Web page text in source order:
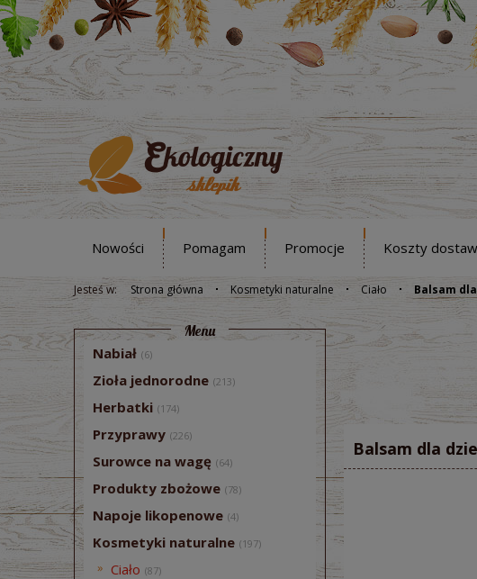
Nowości Pomagam Promocje Koszty
Jesteś w: Strona główna Kosmetyki naturalne Ciało Balsam
Menu
Nabiał (6)
Zioła jednorodne (213)
Herbatki (174)
Przyprawy (226)
Surowce na wagę (64)
Produkty zbożowe (78)
Napoje likopenowe (4)
Kosmetyki naturalne (197)
Ciało (87)
Balsam dla